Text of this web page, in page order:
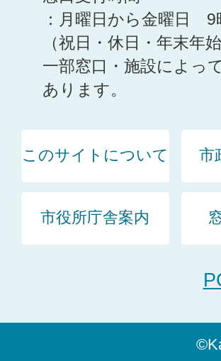
：月曜日から金曜日
（祝日・休日・年末年
一部窓口・施設によっ
あります。
このサイトについて 市
市役所庁舎案内